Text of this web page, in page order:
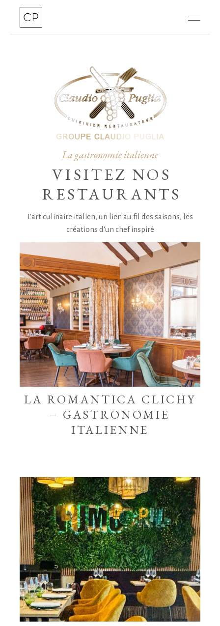
La gastronomie italienne
VISITEZ NOS
RESTAURANTS
L'art culinaire italien, un lien au fil des saisons, les
créations d'un chef inspiré
LA ROMANTICA CLICHY
– GASTRONOMIE
ITALIENNE